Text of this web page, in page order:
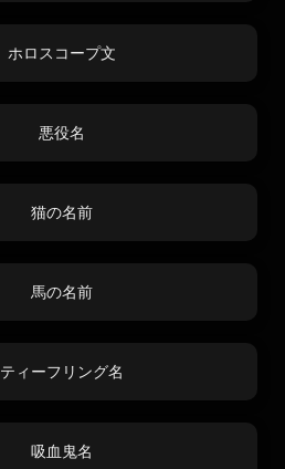
ホロスコープ文
悪役名
猫の名前
馬の名前
ティーフリング名
吸血鬼名